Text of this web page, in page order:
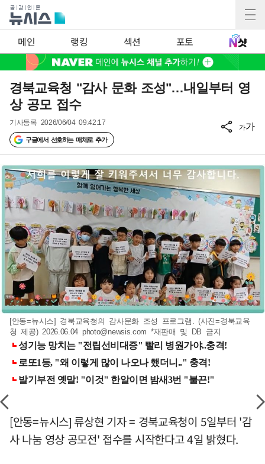
메인 랭킹 섹션 포토
경북교육청 "감사 문화 조성"…내일부터 영
상 공모 접수
기사등록 2026/06/04 09:42:17
구글에서 선호하는 매체로 추가
가가
[안동=뉴시스] 경북교육청의 감사문화 조성 프로그램. (사진=경북교육
청 제공) 2026.06.04 photo@newsis.com *재판매 및 DB 금지
[안동=뉴시스] 류상현 기자 = 경북교육청이 5일부터 '감
사 나눔 영상 공모전' 접수를 시작한다고 4일 밝혔다.